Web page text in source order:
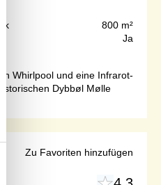
800 m²
Ja
Whirlpool und eine Infrarot-
Dybbøl Mølle
Zu Favoriten hinzufügen